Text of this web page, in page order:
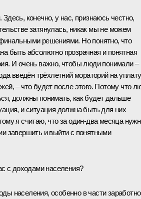
конечно, у нас, признаюсь честно,
затянулась, никак мы не можем
решениями. Но понятно, что
быть абсолютно прозрачная и понятная
И очень важно, чтобы люди понимали –
введён трёхлетний мораторий на уплату
– что будет после этого. Потому что
должны понимать, как будет дальше
и ситуация должна быть для них
я считаю, что за один-два месяца
завершить и выйти с понятными
с доходами населения?
населения, особенно в части